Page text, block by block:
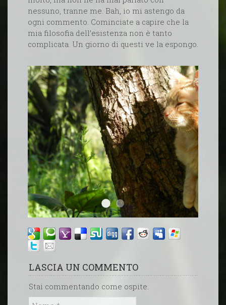
nessuno, tranne me. Bah, io mi astengo da
ogni commento. Cominciate a capire che la
mia filosofia dell’esistenza non è tanto
complicata. Un giorno di questi ve la espongo.
1 2
LASCIA UN COMMENTO
Stai commentando come ospite.